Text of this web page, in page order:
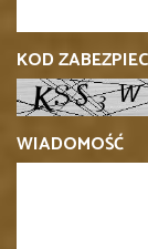
KOD
WIADOMOŚĆ